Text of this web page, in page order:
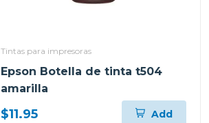
Tintas para impresoras
Epson Botella de tinta t504
amarilla
$11.95 Add